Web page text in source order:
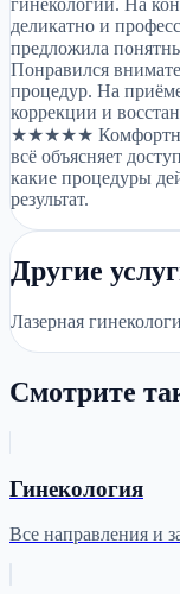
гинекологии. На
деликатно и
предложила
Понравился
процедур. На
коррекции и
★★★★★ Комфортная
всё объясняет
какие процедуры
результат.
Другие
Лазерная
Смотрите
Гинекология
Все направления и